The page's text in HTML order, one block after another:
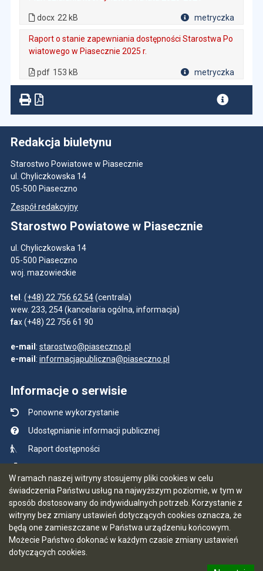
W ramach naszej witryny stosujemy pliki cookies w celu
świadczenia Państwu usług na najwyższym poziomie, w tym w
sposób dostosowany do indywidualnych potrzeb. Korzystanie z
witryny bez zmiany ustawień dotyczących cookies oznacza, że
będą one zamieszczane w Państwa urządzeniu końcowym.
Możecie Państwo dokonać w każdym czasie zmiany ustawień
dotyczących cookies.
docx 22 kB metryczka
Raport o stanie zapewniania dostępności Starostwa Po
wiatowego w Piasecznie 2025 r.
pdf 153 kB metryczka
Redakcja biuletynu
Starostwo Powiatowe w Piasecznie
ul. Chyliczkowska 14
05-500 Piaseczno
Zespół redakcyjny
Starostwo Powiatowe w Piasecznie
ul. Chyliczkowska 14
05-500 Piaseczno
woj. mazowieckie
tel (+48) 22 756 62 54(centrala)
wew. 233, 254 (kancelaria ogólna, informacja)
fax (+48) 22 756 61 90
e-mail : starostwo@piaseczno.pl
e-mail : informacjapubliczna@piaseczno.pl
Informacje o serwisie
Ponowne wykorzystanie
Udostępnianie informacji publicznej
Raport dostępności
Instrukcja obsługi
Statystyki oglądalności
Ostatnio dodane
Ostatnia aktualizacja BIP: 07.08.2026 15:19